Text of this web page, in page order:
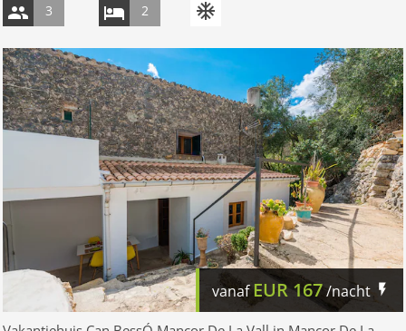
3 2
vanafEUR167/nacht